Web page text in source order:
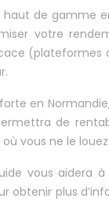
haut de gamme
votre
(plateformes
en
de
vous ne le
vous aidera
obtenir plus